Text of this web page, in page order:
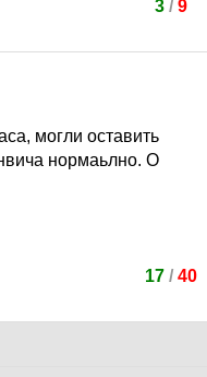
3/ 9
могли оставить
нормаьлно. О
17/ 40